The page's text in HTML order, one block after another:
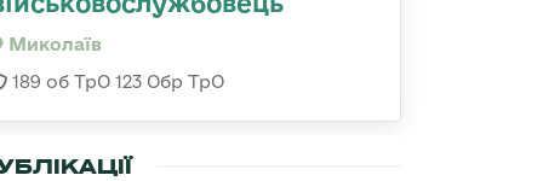
Миколаїв
189 об ТрО 123 Обр ТрО